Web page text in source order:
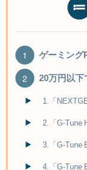
ゲーミング
20万円以下
1.「
2.「G-Tune
3.「G-Tune
4.「G-Tune